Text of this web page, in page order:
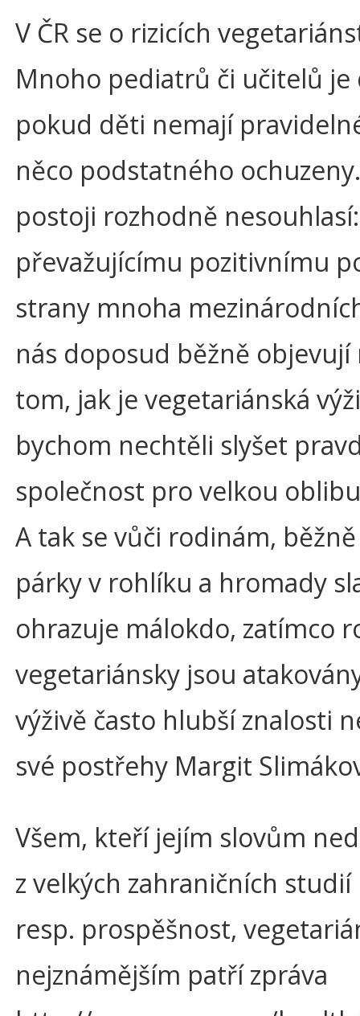
V ČR se o rizicích
Mnoho pediatrů či učitelů je
pokud děti nemají
něco podstatného
postoji rozhodně
převažujícímu pozitivnímu
strany mnoha
nás doposud běžně
tom, jak je vegetariánská
bychom nechtěli slyšet
společnost pro velkou
A tak se vůči rodinám,
párky v rohlíku a hromady
ohrazuje málokdo, zatímco
vegetariánsky jsou
výživě často hlubší znalosti
své postřehy Margit
Všem, kteří jejím slovům
z velkých zahraničních
resp. prospěšnost,
nejznámějším patří zpráva